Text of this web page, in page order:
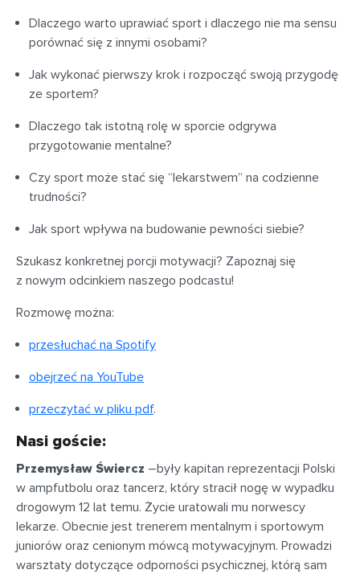
Dlaczego warto uprawiać sport i dlaczego nie ma sensu
porównać się z innymi osobami?
Jak wykonać pierwszy krok i rozpocząć swoją przygodę
ze sportem?
Dlaczego tak istotną rolę w sporcie odgrywa
przygotowanie mentalne?
Czy sport może stać się “lekarstwem” na codzienne
trudności?
Jak sport wpływa na budowanie pewności siebie?
Szukasz konkretnej porcji motywacji? Zapoznaj się
z nowym odcinkiem naszego podcastu!
Rozmowę można:
przesłuchać na Spotify
obejrzeć na YouTube
przeczytać w pliku pdf.
Nasi goście:
Przemysław Świercz –były kapitan reprezentacji Polski
w ampfutbolu oraz tancerz, który stracił nogę w wypadku
drogowym 12 lat temu. Życie uratowali mu norwescy
lekarze. Obecnie jest trenerem mentalnym i sportowym
juniorów oraz cenionym mówcą motywacyjnym. Prowadzi
warsztaty dotyczące odporności psychicznej, którą sam